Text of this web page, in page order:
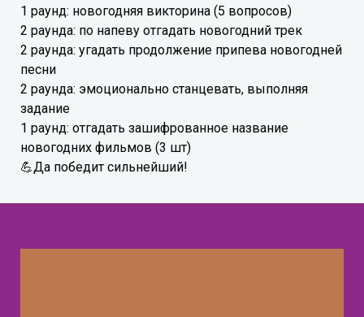
1 раунд: новогодняя викторина (5 вопросов)
2 раунда: по напеву отгадать новогодний трек
2 раунда: угадать продолжение припева новогодней
песни
2 раунда: эмоционально станцевать, выполняя
задание
1 раунд: отгадать зашифрованное название
новогодних фильмов (3 шт)
💪Да победит сильнейший!